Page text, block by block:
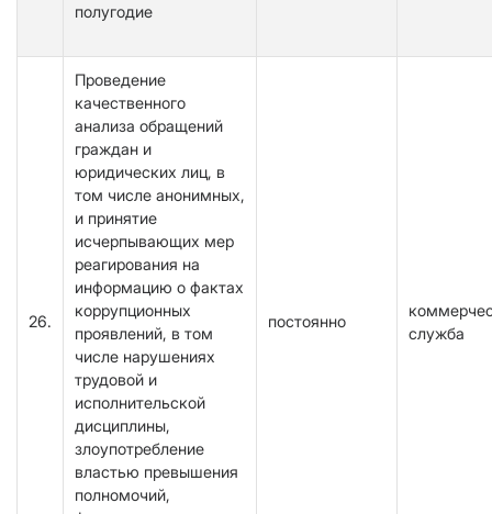
полугодие
26.
Проведение
качественного
анализа обращений
граждан и
юридических лиц, в
том числе анонимных,
и принятие
исчерпывающих мер
реагирования на
информацию о фактах
коррупционных
проявлений, в том
числе нарушениях
трудовой и
исполнительской
дисциплины,
злоупотребление
властью превышения
полномочий,
постоянно
служба